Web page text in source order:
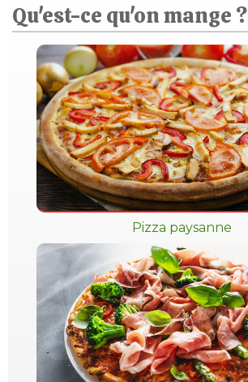
Qu'est-ce qu'on mange ?
Pizza paysanne